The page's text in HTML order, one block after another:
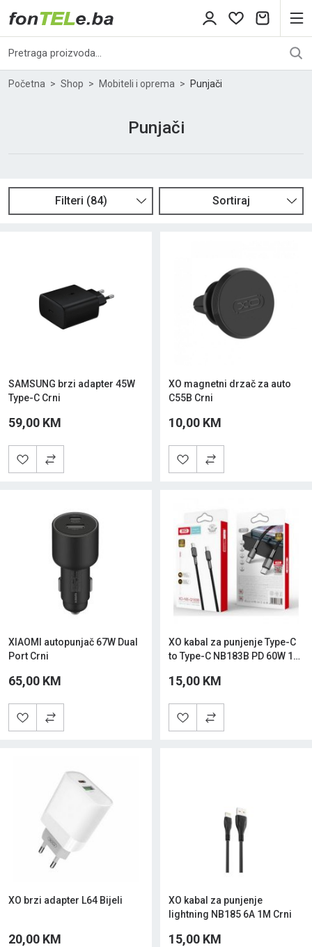
Početna Shop Mobiteli i oprema Punjači
Punjači
Filteri (84) Sortiraj
SAMSUNG brzi adapter 45W
Type-C Crni
59,00 KM
XO magnetni drzač za auto
C55B Crni
10,00 KM
XIAOMI autopunjač 67W Dual
Port Crni
65,00 KM
XO kabal za punjenje Type-C
to Type-C NB183B PD 60W 1m
15,00 KM
XO brzi adapter L64 Bijeli
20,00 KM
XO kabal za punjenje
lightning NB185 6A 1M Crni
15,00 KM